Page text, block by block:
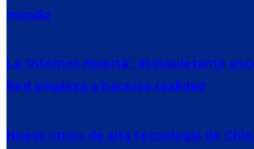
mundo
La ‘Internet muerta’: el inquietante
Red empieza a hacerse realidad
Nuevo «trío» de alta tecnología de